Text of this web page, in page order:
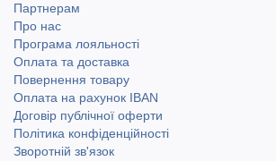
Партнерам
Про нас
Програма лояльності
Оплата та доставка
Повернення товару
Оплата на рахунок IBAN
Договір публічної оферти
Політика конфіденційності
Зворотній зв'язок